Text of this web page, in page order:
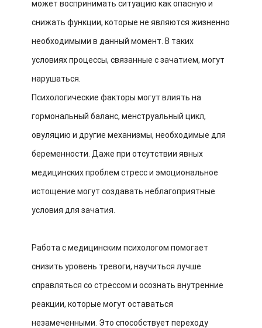
может воспринимать ситуацию как опасную и
снижать функции, которые не являются жизненно
необходимыми в данный момент. В таких
условиях процессы, связанные с зачатием, могут
нарушаться.
Психологические факторы могут влиять на
гормональный баланс, менструальный цикл,
овуляцию и другие механизмы, необходимые для
беременности. Даже при отсутствии явных
медицинских проблем стресс и эмоциональное
истощение могут создавать неблагоприятные
условия для зачатия.
Работа с медицинским психологом помогает
снизить уровень тревоги, научиться лучше
справляться со стрессом и осознать внутренние
реакции, которые могут оставаться
незамеченными. Это способствует переходу